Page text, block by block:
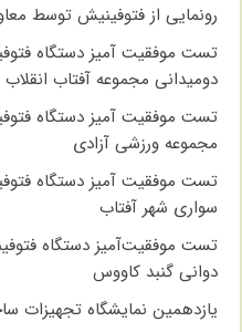
رونمایی از فتوفینیش توسط
تست موفقیت آمیز دستگاه
دومیدانی مجموعه آفتاب انقلاب
تست موفقیت آمیز دستگاه
مجموعه ورزشی آزادی
تست موفقیت آمیز دستگاه
سواری شهر آفتاب
تست موفقیت‌آمیز دستگاه
دوانی گنبد کاووس
یازدهمین نمایشگاه تجهیزات